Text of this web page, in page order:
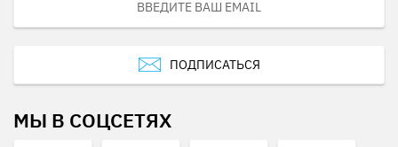
ПОДПИСАТЬСЯ
МЫ В СОЦСЕТЯХ